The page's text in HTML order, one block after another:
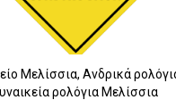
Μελίσσια, Ανδρικά
ρολόγια Μελίσσια